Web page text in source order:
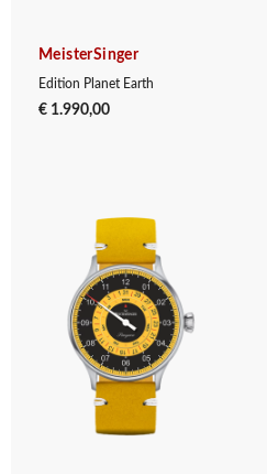
MeisterSinger
Edition Planet Earth
€ 1.990,00